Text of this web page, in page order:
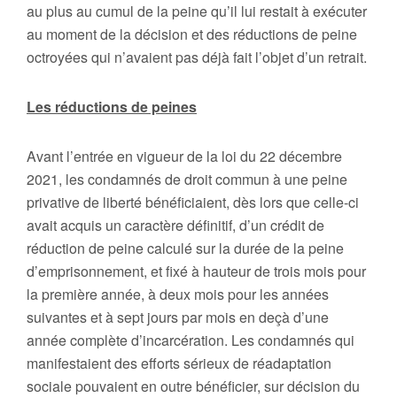
au plus au cumul de la peine qu’il lui restait à exécuter
au moment de la décision et des réductions de peine
octroyées qui n’avaient pas déjà fait l’objet d’un retrait.
Les réductions de peines
Avant l’entrée en vigueur de la loi du 22 décembre
2021, les condamnés de droit commun à une peine
privative de liberté bénéficiaient, dès lors que celle-ci
avait acquis un caractère définitif, d’un crédit de
réduction de peine calculé sur la durée de la peine
d’emprisonnement, et fixé à hauteur de trois mois pour
la première année, à deux mois pour les années
suivantes et à sept jours par mois en deçà d’une
année complète d’incarcération. Les condamnés qui
manifestaient des efforts sérieux de réadaptation
sociale pouvaient en outre bénéficier, sur décision du